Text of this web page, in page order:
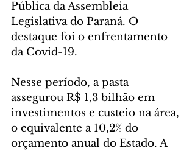
Pública da Assembleia
Legislativa do Paraná. O
destaque foi o enfrentamento
da Covid-19.
Nesse período, a pasta
assegurou R$ 1,3 bilhão em
investimentos e custeio na área,
o equivalente a 10,2% do
orçamento anual do Estado. A